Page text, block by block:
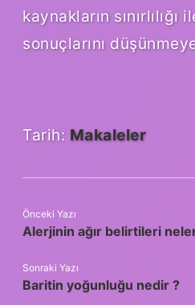
kaynakların
sonuçlarını
Tarih: Makaleler
Önceki Yazı
Alerjinin ağır belirtileri
Sonraki Yazı
Baritin yoğunluğu nedir ?